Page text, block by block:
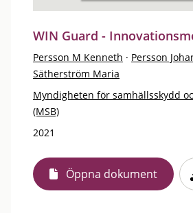
WIN Guard -
Persson M Kenneth · Persson
Sätherström Maria
Myndigheten för samhällsskydd
(MSB)
2021
Öppna dokument